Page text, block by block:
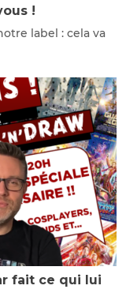
!
label : cela va
fait ce qui lui